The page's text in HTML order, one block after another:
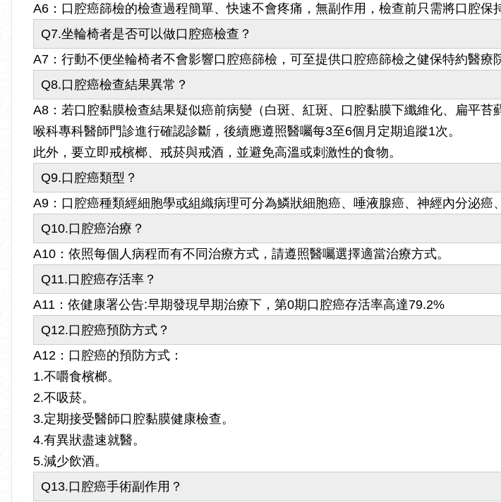
A6：口腔癌篩檢的檢查過程簡單、快速不會疼痛，無副作用，檢查前只需將口腔保
Q7.坐輪椅者是否可以做口腔癌檢查？
A7：行動不便坐輪椅者不會影響口腔癌篩檢，可至提供口腔癌篩檢之健保特約醫療
Q8.口腔癌檢查結果異常？
A8：若口腔黏膜檢查結果疑似癌前病變（白斑、紅斑、口腔黏膜下纖維化、扁平
喉科專科醫師門診進行確認診斷，後續應遵照醫囑每3至6個月定期追蹤1次。
此外，要立即戒檳榔、戒菸與戒酒，並避免高溫或刺激性的食物。
Q9.口腔癌類型？
A9：口腔癌種類經細胞學或組織病理可分為鱗狀細胞癌、唾液腺癌、神經內分泌
Q10.口腔癌治療？
A10：依照每個人病程而有不同治療方式，請遵照醫囑選擇適當治療方式。
Q11.口腔癌存活率？
A11：依健康署公告:早期發現早期治療下，第0期口腔癌存活率高達79.2%
Q12.口腔癌預防方式？
A12：口腔癌的預防方式：
1.不嚼食檳榔。
2.不吸菸。
3.定期接受醫師口腔黏膜健康檢查。
4.有異狀盡速就醫。
5.減少飲酒。
Q13.口腔癌手術副作用？